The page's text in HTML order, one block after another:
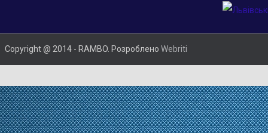
Copyright @ 2014 - RAMBO. Розроблено Webriti